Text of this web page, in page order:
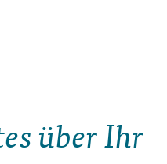
über Ihr